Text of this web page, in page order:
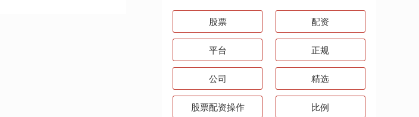
股票 配资
平台 正规
公司 精选
股票配资操作 比例